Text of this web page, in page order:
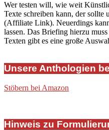
Wer testen will, wie weit
Texte schreiben kann, der sollte
(Affiliate Link). Neuerdings
lassen. Das Briefing hierzu
Texten gibt es eine große
Unsere Anthologien
Stöbern bei Amazon
Hinweis zu